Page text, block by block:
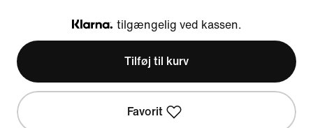
Klarna
tilgængelig ved kassen.
Tilføj til kurv
Favorit